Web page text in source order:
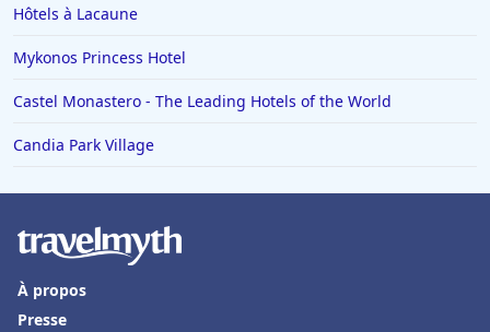
Hôtels à Lacaune
Mykonos Princess Hotel
Castel Monastero - The Leading Hotels of the World
Candia Park Village
À propos
Presse